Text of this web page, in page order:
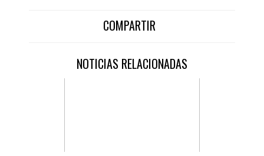
COMPARTIR
NOTICIAS RELACIONADAS